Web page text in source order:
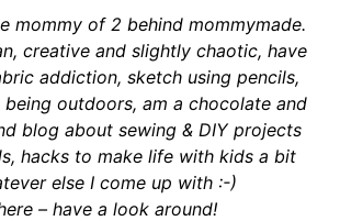
mommy of 2 behind mommymade.
creative and slightly chaotic, have
addiction, sketch using pencils,
outdoors, am a chocolate and
blog about sewing & DIY projects
hacks to make life with kids a bit
else I come up with :-)
– have a look around!